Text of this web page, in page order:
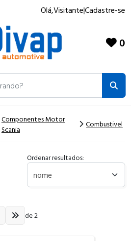
Olá,Visitante|Cadastre-se
0
Componentes Motor
Scania
Combustivel
Ordenar resultados:
de 2